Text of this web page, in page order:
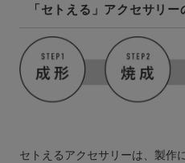
「セトえる」アクセサリ
セトえるアクセサリーは、製作